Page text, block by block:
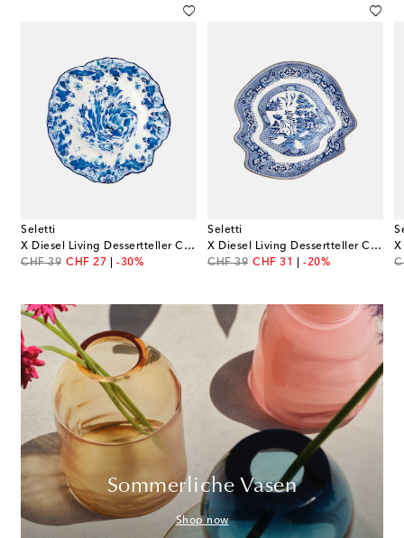
Seletti
X Diesel Living Dessertteller Classics on Acid Delf Rose
CHF 39
original price
CHF 27
discount price
-30%
Seletti
X Diesel Living Dessertteller Classics on Acid Glitchy Willow
CHF 39
original price
CHF 31
discount price
-20%
Sommerliche Vasen
Shop now